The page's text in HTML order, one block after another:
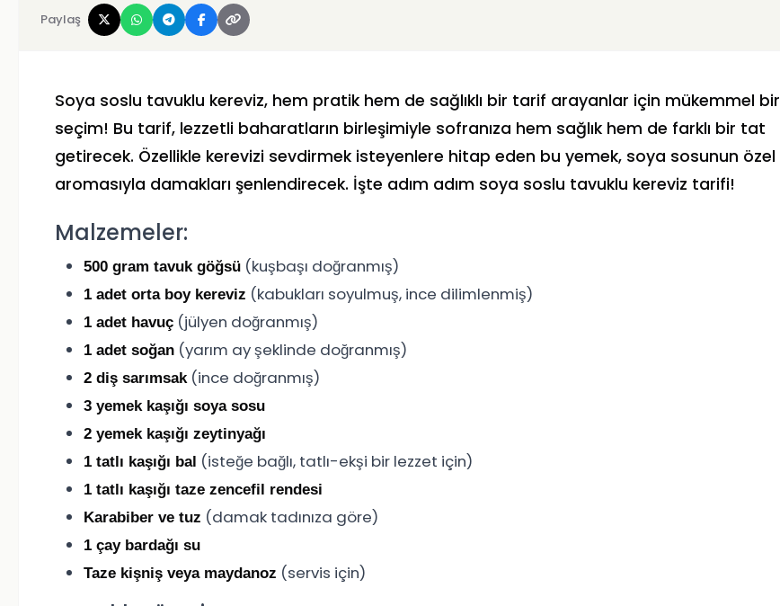
Paylaş
Soya soslu tavuklu kereviz, hem pratik hem de sağlıklı bir tarif arayanlar için mükemmel bir
seçim! Bu tarif, lezzetli baharatların birleşimiyle sofranıza hem sağlık hem de farklı bir tat
getirecek. Özellikle kerevizi sevdirmek isteyenlere hitap eden bu yemek, soya sosunun özel
aromasıyla damakları şenlendirecek. İşte adım adım soya soslu tavuklu kereviz tarifi!
Malzemeler:
500 gram tavuk göğsü (kuşbaşı doğranmış)
1 adet orta boy kereviz (kabukları soyulmuş, ince dilimlenmiş)
1 adet havuç (jülyen doğranmış)
1 adet soğan (yarım ay şeklinde doğranmış)
2 diş sarımsak(ince doğranmış)
3 yemek kaşığı soya sosu
2 yemek kaşığı zeytinyağı
1 tatlı kaşığı bal (isteğe bağlı, tatlı-ekşi bir lezzet için)
1 tatlı kaşığı taze zencefil rendesi
Karabiber ve tuz (damak tadınıza göre)
1 çay bardağı su
Taze kişniş veya maydanoz (servis için)